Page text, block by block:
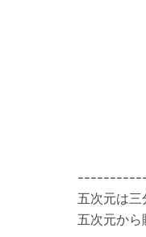
五次元は三
五次元か